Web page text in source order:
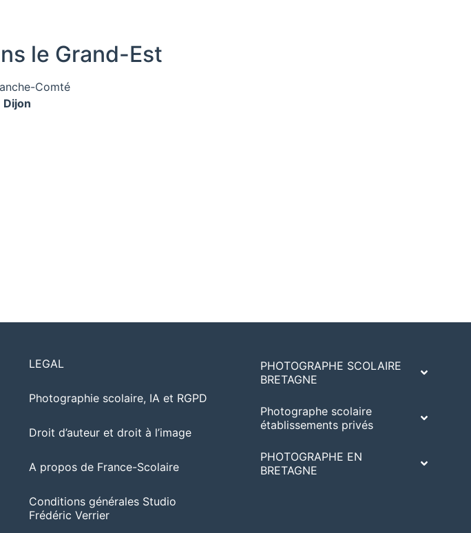
le Grand-Est
Comté
Dijon
LEGAL
Photographie scolaire, IA et RGPD
Droit d’auteur et droit à l’image
A propos de France-Scolaire
Conditions générales Studio
Frédéric Verrier
PHOTOGRAPHE SCOLAIRE
BRETAGNE
Photographe scolaire
établissements privés
PHOTOGRAPHE EN
BRETAGNE